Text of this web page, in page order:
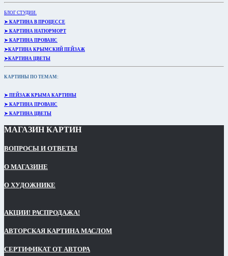
БЛОГ СТУДИИ.
➤ КАРТИНА В ПРОЦЕССЕ
➤ КАРТИНА НАТЮРМОРТ
➤ КАРТИНА ПРОВАНС
➤КАРТИНА КРЫМСКИЙ ПЕЙЗАЖ
➤КАРТИНА ЦВЕТЫ
КАРТИНЫ ПО ТЕМАМ:
➤ ПЕЙЗАЖ КРЫМА КАРТИНЫ
➤ КАРТИНА ПРОВАНС
➤ КАРТИНА ЦВЕТЫ
МАГАЗИН КАРТИН
ВОПРОСЫ И ОТВЕТЫ
О МАГАЗИНЕ
О ХУДОЖНИКЕ
АКЦИИ! РАСПРОДАЖА!
АВТОРСКАЯ КАРТИНА МАСЛОМ
СЕРТИФИКАТ ОТ АВТОРА